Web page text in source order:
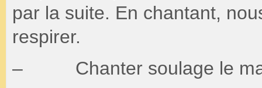
par la suite. En chantant,
respirer.
– Chanter soulage le